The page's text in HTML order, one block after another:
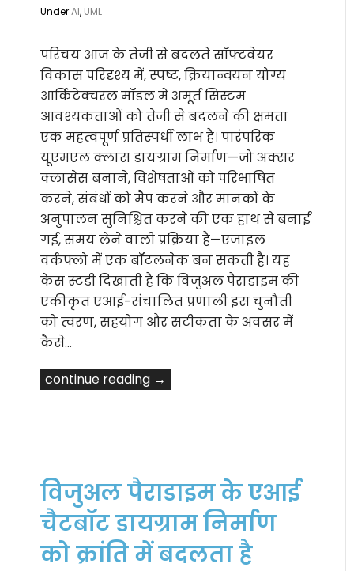
UnderAI, UML
परिचय आज के तेजी से बदलते सॉफ्टवेयर
विकास परिदृश्य में, स्पष्ट, क्रियान्वयन योग्य
आर्किटेक्चरल मॉडल में अमूर्त सिस्टम
आवश्यकताओं को तेजी से बदलने की क्षमता
एक महत्वपूर्ण प्रतिस्पर्धी लाभ है। पारंपरिक
यूएमएल क्लास डायग्राम निर्माण—जो अक्सर
क्लासेस बनाने, विशेषताओं को परिभाषित
करने, संबंधों को मैप करने और मानकों के
अनुपालन सुनिश्चित करने की एक हाथ से बनाई
गई, समय लेने वाली प्रक्रिया है—एजाइल
वर्कफ्लो में एक बॉटलनेक बन सकती है। यह
केस स्टडी दिखाती है कि विजुअल पैराडाइम की
एकीकृत एआई-संचालित प्रणाली इस चुनौती
को त्वरण, सहयोग और सटीकता के अवसर में
कैसे…
continue reading →
विजुअल पैराडाइम के एआई
चैटबॉट डायग्राम निर्माण
को क्रांति में बदलता है